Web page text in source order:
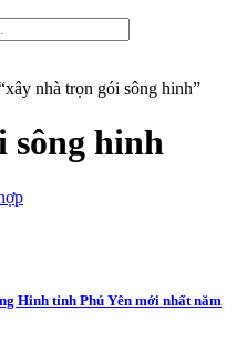
nhà trọn gói sông hinh”
sông hinh
Hinh tỉnh Phú Yên mới nhất năm